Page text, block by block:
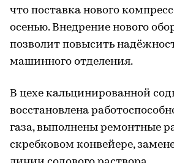
что поставка нового
осенью. Внедрение нового
позволит повысить
машинного отделения.
В цехе кальцинированной
восстановлена
газа, выполнены ремонтные
скребковом конвейере,